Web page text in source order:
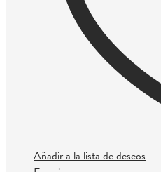
Añadir a la lista de deseos